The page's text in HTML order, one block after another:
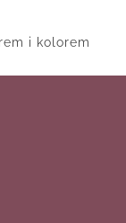
i kolorem